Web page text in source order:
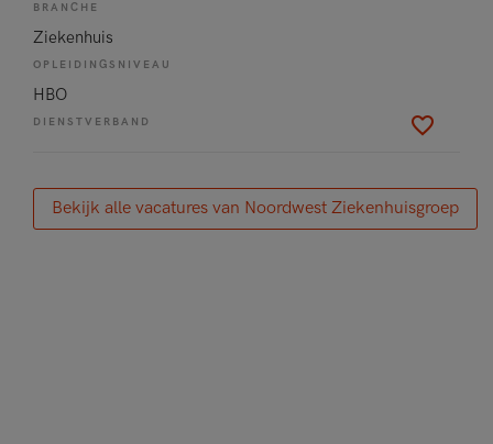
BRANCHE
Ziekenhuis
OPLEIDINGSNIVEAU
HBO
DIENSTVERBAND
Bekijk alle vacatures van Noordwest Ziekenhuisgroep